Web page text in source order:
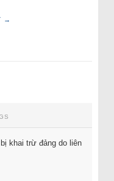
→
khai trừ đảng do liên